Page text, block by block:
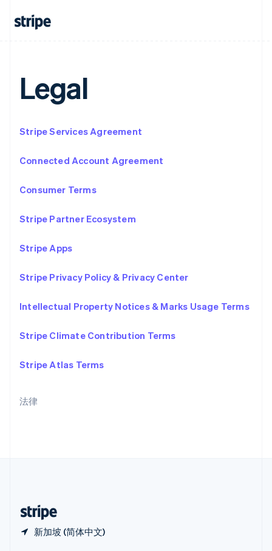
法律
Legal
Stripe Services Agreement
Connected Account Agreement
Consumer Terms
Stripe Partner Ecosystem
Stripe Apps
Stripe Privacy Policy & Privacy Center
Intellectual Property Notices & Marks Usage Terms
Stripe Climate Contribution Terms
Stripe Atlas Terms
新加坡 (简体中文)
挪威
日本語English
瑞典
DeutschFrançaisItalianoEnglish
English
斯洛文尼亚
泰国
希腊
English
西班牙
Español English
English简体中文
English
匈牙利
意大利